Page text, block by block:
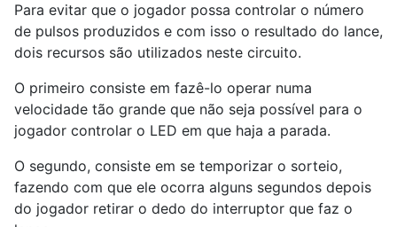
Para evitar que o jogador possa controlar o número
de pulsos produzidos e com isso o resultado do lance,
dois recursos são utilizados neste circuito.
O primeiro consiste em fazê-lo operar numa
velocidade tão grande que não seja possível para o
jogador controlar o LED em que haja a parada.
O segundo, consiste em se temporizar o sorteio,
fazendo com que ele ocorra alguns segundos depois
do jogador retirar o dedo do interruptor que faz o